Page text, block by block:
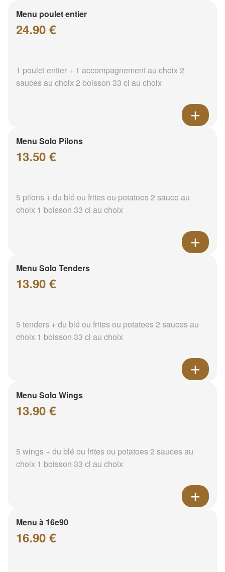
Menu poulet entier
24.90 €
1 poulet entier + 1 accompagnement au choix 2
sauces au choix 2 boisson 33 cl au choix
Menu Solo Pilons
13.50 €
5 pilons + du blé ou frites ou potatoes 2 sauce au
choix 1 boisson 33 cl au choix
Menu Solo Tenders
13.90 €
5 tenders + du blé ou frites ou potatoes 2 sauces au
choix 1 boisson 33 cl au choix
Menu Solo Wings
13.90 €
5 wings + du blé ou frites ou potatoes 2 sauces au
choix 1 boisson 33 cl au choix
Menu à 16e90
16.90 €